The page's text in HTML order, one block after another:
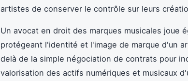
artistes de conserver le contrôle sur leurs
Un avocat en droit des marques musicales joue
protégeant l'identité et l'image de marque d'un
delà de la simple négociation de contrats pour
valorisation des actifs numériques et musicaux